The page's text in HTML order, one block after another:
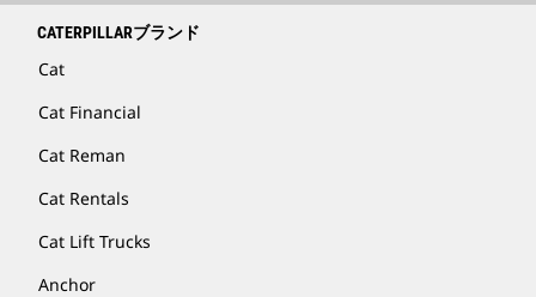
CATERPILLARブランド
Cat
Cat Financial
Cat Reman
Cat Rentals
Cat Lift Trucks
Anchor